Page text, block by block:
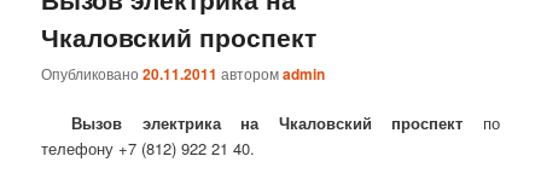
Чкаловский проспект
Опубликовано20.11.2011 авторомadmin
Вызов электрика на Чкаловский проспект по
телефону +7 (812) 922 21 40.